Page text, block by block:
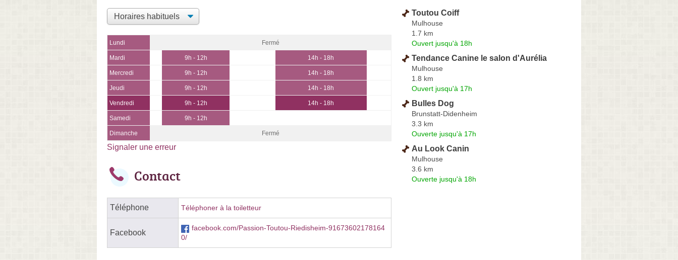
Lundi Fermé
Mardi 9h - 12h 14h - 18h
Mercredi 9h - 12h 14h - 18h
Jeudi 9h - 12h 14h - 18h
Vendredi 9h - 12h 14h - 18h
Samedi 9h - 12h
Dimanche Fermé
Signaler une erreur
Contact
Téléphone Téléphoner à la toiletteur
Facebook
facebook.com/Passion-Toutou-Riedisheim-91673602178164
0/
Toutou Coiff
Mulhouse
1.7 km
Ouvert jusqu'à 18h
Tendance Canine le salon d'Aurélia
Mulhouse
1.8 km
Ouvert jusqu'à 17h
Bulles Dog
Brunstatt-Didenheim
3.3 km
Ouverte jusqu'à 17h
Au Look Canin
Mulhouse
3.6 km
Ouverte jusqu'à 18h